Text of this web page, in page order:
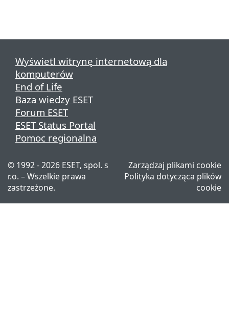
Wyświetl witrynę internetową dla
komputerów
End of Life
Baza wiedzy ESET
Forum ESET
ESET Status Portal
Pomoc regionalna
© 1992 - 2026 ESET, spol. s
r.o. – Wszelkie prawa
zastrzeżone.
Zarządzaj plikami cookie
Polityka dotycząca plików
cookie